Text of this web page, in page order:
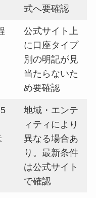
式へ要確認
公式サイト上
に口座タイプ
別の明記が見
当たらないた
め要確認
地域・エンテ
ィティにより
異なる場合あ
り。最新条件
は公式サイト
で確認